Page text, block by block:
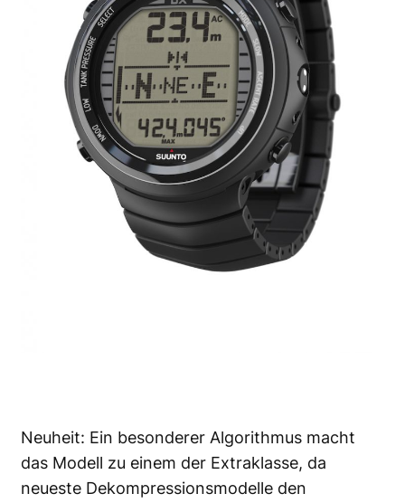
Neuheit: Ein besonderer Algorithmus macht
das Modell zu einem der Extraklasse, da
neueste Dekompressionsmodelle den